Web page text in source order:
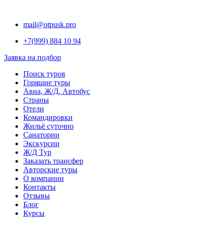
содержимому
mail@otpusk.pro
+7(999) 884 10 94
Заявка на подбор
Поиск туров
Горящие туры
Авиа, Ж/Д, Автобус
Страны
Отели
Командировки
Жильё суточно
Санатории
Экскурсии
Ж/Д Тур
Заказать трансфер
Авторские туры
О компании
Контакты
Отзывы
Блог
Курсы